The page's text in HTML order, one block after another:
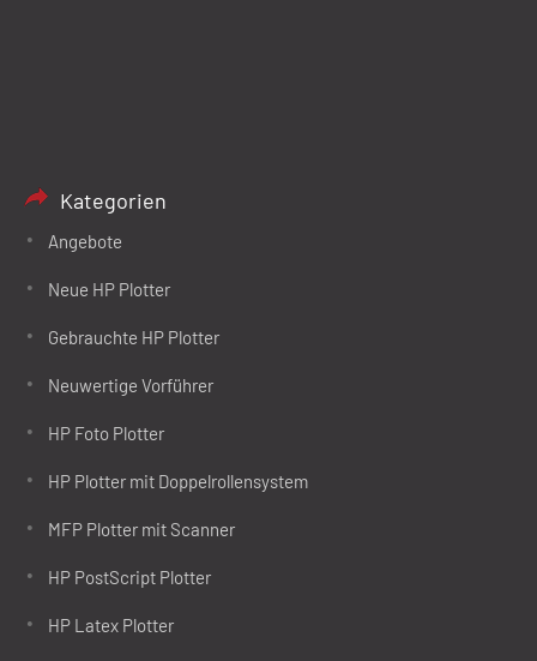
Kategorien
Angebote
Neue HP Plotter
Gebrauchte HP Plotter
Neuwertige Vorführer
HP Foto Plotter
HP Plotter mit Doppelrollensystem
MFP Plotter mit Scanner
HP PostScript Plotter
HP Latex Plotter